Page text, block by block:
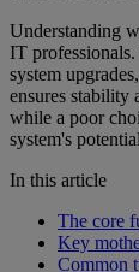
Understanding
IT
system
ensures stability
while a poor
system's
In this article
The core
Key
Common